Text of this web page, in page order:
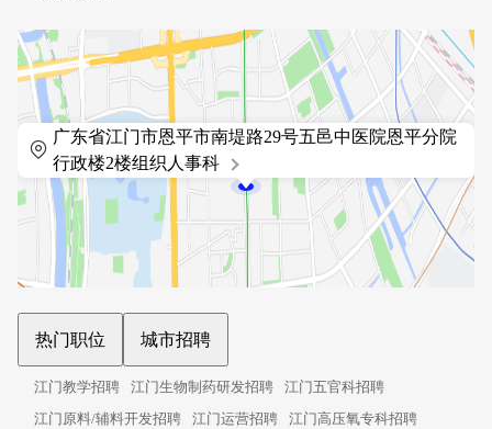
广东省江门市恩平市南堤路29号五邑中医院恩平分院
行政楼2楼组织人事科
热门职位 城市招聘
江门教学招聘 江门生物制药研发招聘
江门五官科招聘
江门原料/辅料开发招聘
江门运营招聘
江门高压氧专科招聘